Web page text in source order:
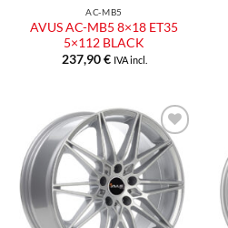
AC-MB5
AVUS AC-MB5 8×18 ET35
5×112 BLACK
237,90€ IVA incl.
Aggiungi
alla lista
dei
desideri